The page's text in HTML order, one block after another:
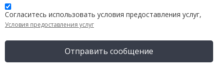
Согласитесь использовать условия предоставления услуг,
Условия предоставления услуг
Отправить сообщение